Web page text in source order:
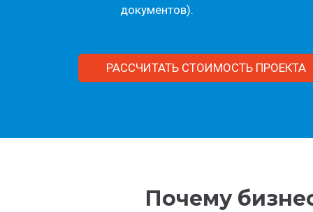
документов).
РАССЧИТАТЬ СТОИМОСТЬ ПРОЕКТА
Почему